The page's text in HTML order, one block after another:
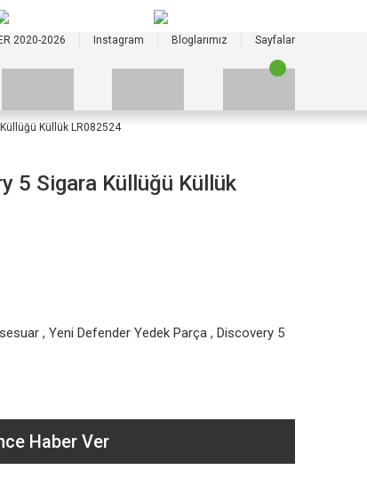
2020-2026 Instagram Bloglarımız Sayfalar
Küllük LR082524
5 Sigara Küllüğü Küllük
,Yeni Defender Yedek Parça ,Discovery 5
Haber Ver